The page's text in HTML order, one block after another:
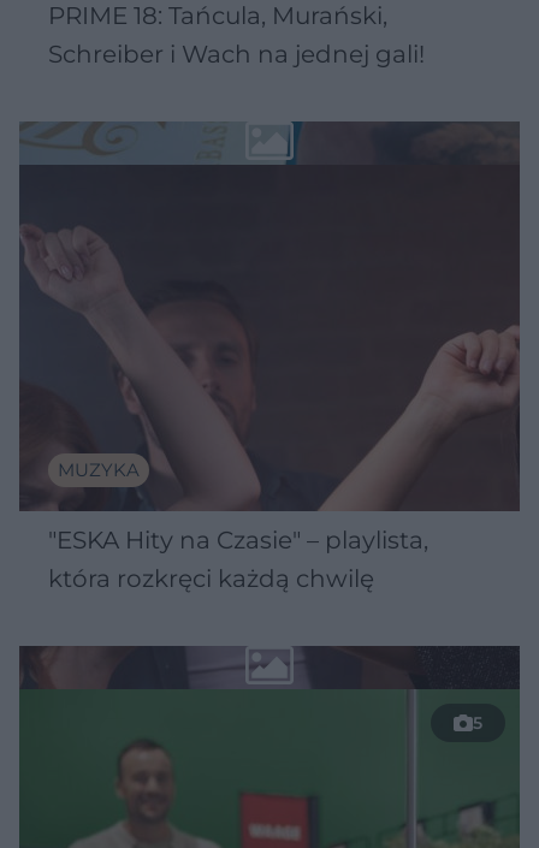
PRIME 18: Tańcula, Murański,
Schreiber i Wach na jednej gali!
MUZYKA
"ESKA Hity na Czasie" – playlista,
która rozkręci każdą chwilę
5